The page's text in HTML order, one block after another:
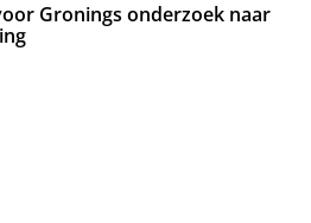
Gronings onderzoek naar